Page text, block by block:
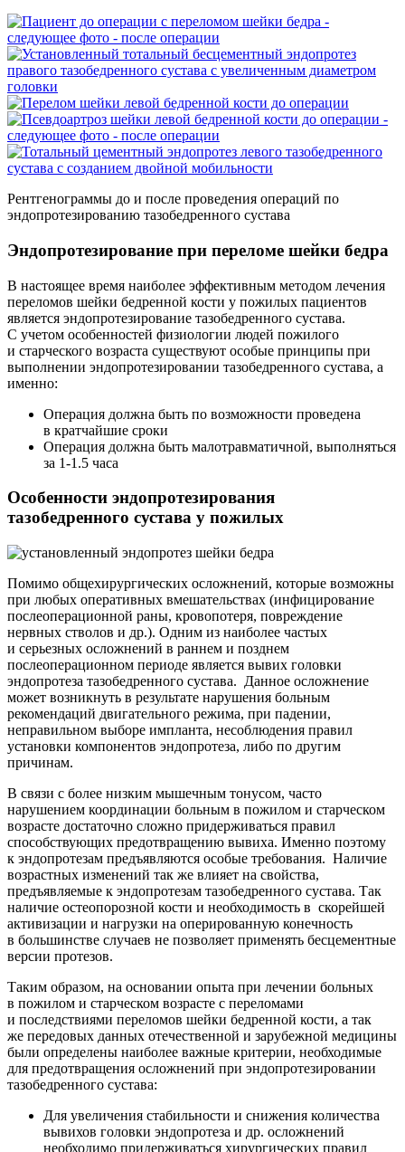
Рентгенограммы до и после проведения операций по
эндопротезированию тазобедренного сустава
Эндопротезирование при переломе шейки бедра
В настоящее время наиболее эффективным методом лечения
переломов шейки бедренной кости у пожилых пациентов
является эндопротезирование тазобедренного сустава.
С учетом особенностей физиологии людей пожилого
и старческого возраста существуют особые принципы при
выполнении эндопротезировании тазобедренного сустава, а
именно:
Операция должна быть по возможности проведена
в кратчайшие сроки
Операция должна быть малотравматичной, выполняться
за 1-1.5 часа
Особенности эндопротезирования
тазобедренного сустава у пожилых
Помимо общехирургических осложнений, которые возможны
при любых оперативных вмешательствах (инфицирование
послеоперационной раны, кровопотеря, повреждение
нервных стволов и др.). Одним из наиболее частых
и серьезных осложнений в раннем и позднем
послеоперационном периоде является вывих головки
эндопротеза тазобедренного сустава. Данное осложнение
может возникнуть в результате нарушения больным
рекомендаций двигательного режима, при падении,
неправильном выборе импланта, несоблюдения правил
установки компонентов эндопротеза, либо по другим
причинам.
В связи с более низким мышечным тонусом, часто
нарушением координации больным в пожилом и старческом
возрасте достаточно сложно придерживаться правил
способствующих предотвращению вывиха. Именно поэтому
к эндопротезам предъявляются особые требования. Наличие
возрастных изменений так же влияет на свойства,
предъявляемые к эндопротезам тазобедренного сустава. Так
наличие остеопорозной кости и необходимость в скорейшей
активизации и нагрузки на оперированную конечность
в большинстве случаев не позволяет применять бесцементные
версии протезов.
Таким образом, на основании опыта при лечении больных
в пожилом и старческом возрасте с переломами
и последствиями переломов шейки бедренной кости, а так
же передовых данных отечественной и зарубежной медицины
были определены наиболее важные критерии, необходимые
для предотвращения осложнений при эндопротезировании
тазобедренного сустава:
Для увеличения стабильности и снижения количества
вывихов головки эндопротеза и др. осложнений
необходимо придерживаться хирургических правил